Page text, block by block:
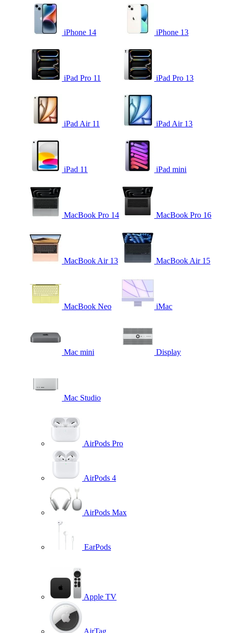
iPhone 14 iPhone 13
iPad Pro 11 iPad Pro 13
iPad Air 11 iPad Air 13
iPad 11 iPad mini
MacBook Pro 14 MacBook Pro 16
MacBook Air 13 MacBook Air 15
MacBook Neo iMac
Mac mini Display
Mac Studio
AirPods Pro
AirPods 4
AirPods Max
EarPods
Apple TV